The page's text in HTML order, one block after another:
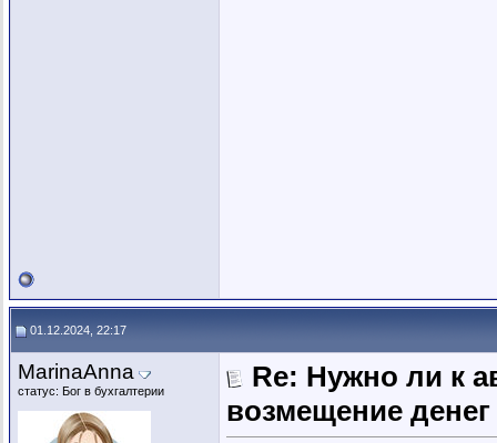
01.12.2024, 22:17
MarinaAnna
статус: Бог в бухгалтерии
Re: Нужно ли к
возмещение денег